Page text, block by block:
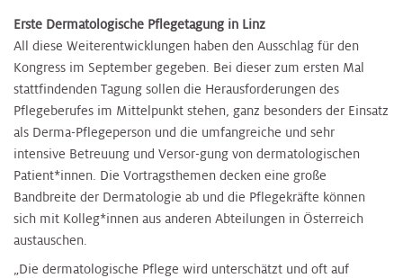
Erste Dermatologische Pflegetagung in Linz
All diese Weiterentwicklungen haben den Ausschlag für den
Kongress im September gegeben. Bei dieser zum ersten Mal
stattfindenden Tagung sollen die Herausforderungen des
Pflegeberufes im Mittelpunkt stehen, ganz besonders der Einsatz
als Derma-Pflegeperson und die umfangreiche und sehr
intensive Betreuung und Versor-gung von dermatologischen
Patient*innen. Die Vortragsthemen decken eine große
Bandbreite der Dermatologie ab und die Pflegekräfte können
sich mit Kolleg*innen aus anderen Abteilungen in Österreich
austauschen.
„Die dermatologische Pflege wird unterschätzt und oft auf